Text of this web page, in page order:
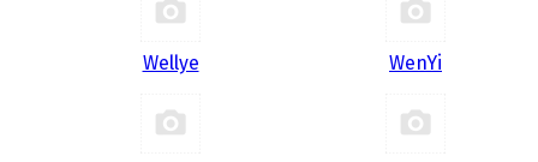
Wellye WenYi